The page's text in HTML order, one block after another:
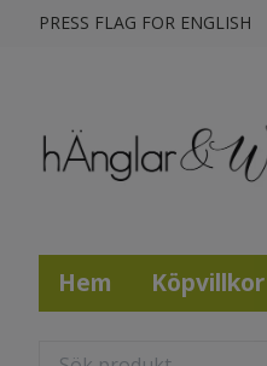
PRESS FLAG FOR ENGLISH
Hem Köpvillkor